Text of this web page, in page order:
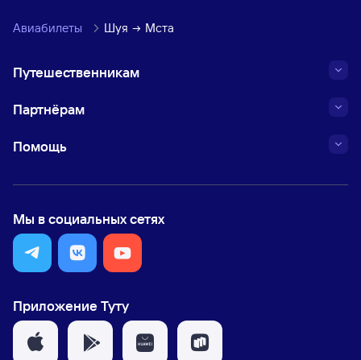
Авиабилеты Шуя Мста
Путешественникам
Партнёрам
Помощь
Мы в социальных сетях
Приложение Туту